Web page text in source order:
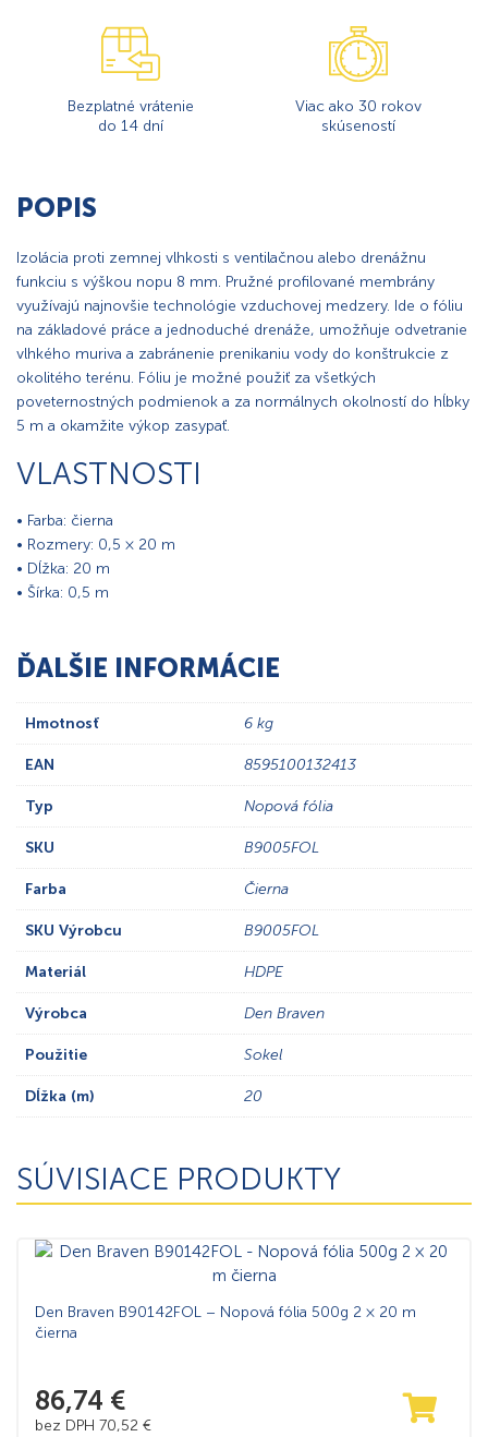
Bezplatné vrátenie
do 14 dní
Viac ako 30 rokov
skúseností
POPIS
Izolácia proti zemnej vlhkosti s ventilačnou alebo drenážnu
funkciu s výškou nopu 8 mm. Pružné profilované membrány
využívajú najnovšie technológie vzduchovej medzery. Ide o fóliu
na základové práce a jednoduché drenáže, umožňuje odvetranie
vlhkého muriva a zabránenie prenikaniu vody do konštrukcie z
okolitého terénu. Fóliu je možné použiť za všetkých
poveternostných podmienok a za normálnych okolností do hĺbky
5 m a okamžite výkop zasypať.
VLASTNOSTI
• Farba: čierna
• Rozmery: 0,5 × 20 m
• Dĺžka: 20 m
• Šírka: 0,5 m
ĎALŠIE INFORMÁCIE
Hmotnosť 6 kg
EAN 8595100132413
Typ Nopová fólia
SKU B9005FOL
Farba Čierna
SKU Výrobcu B9005FOL
Materiál HDPE
Výrobca Den Braven
Použitie Sokel
Dĺžka (m) 20
SÚVISIACE PRODUKTY
Den Braven B90142FOL – Nopová fólia 500g 2 × 20 m
čierna
86,74 €
bez DPH 70,52 €